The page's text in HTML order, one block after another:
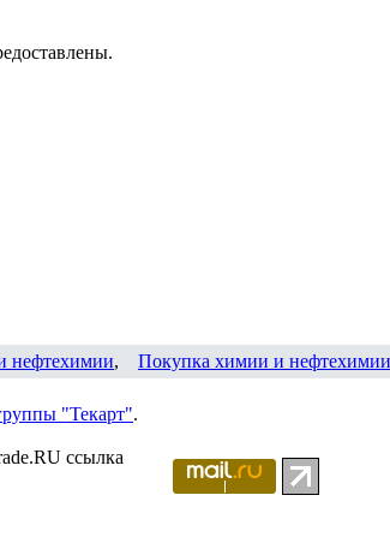
нефтехимии, Покупка химии и нефтехимии
"Текарт".
ссылка